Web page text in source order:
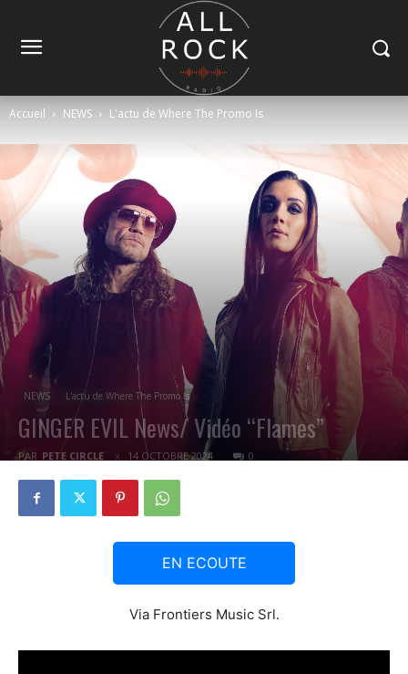
Accueil NEWS L'actu de Where The Promo Is
NEWS L'actu de Where The Promo Is
GINGER EVIL News/ Vidéo “Flames”
PAR PETE CIRCLE 14 OCTOBRE 2024 0
EN ECOUTE
Via Frontiers Music Srl.